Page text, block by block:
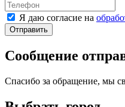
Я даю согласие на
Отправить
Сообщение
Спасибо за обращение, мы